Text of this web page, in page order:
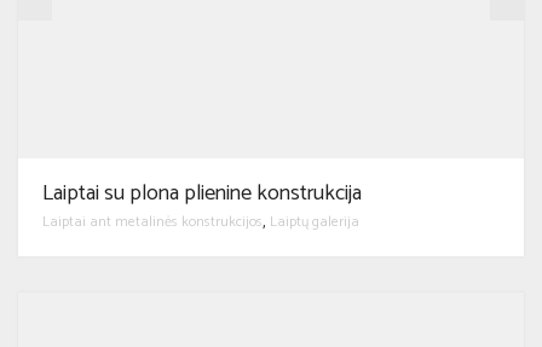
Laiptai su plona plienine konstrukcija
Laiptai ant metalinės konstrukcijos, Laiptų galerija